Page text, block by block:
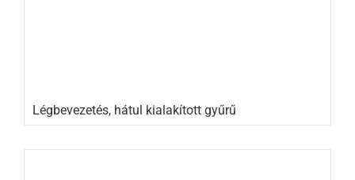
Légbevezetés, hátul kialakított gyűrű